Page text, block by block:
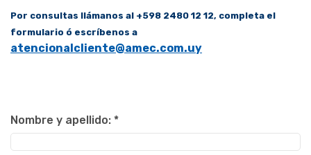
Por consultas llámanos al +598 2480 12 12, completa el
formulario ó escríbenos a
atencionalcliente@amec.com.uy
Nombre y apellido: *